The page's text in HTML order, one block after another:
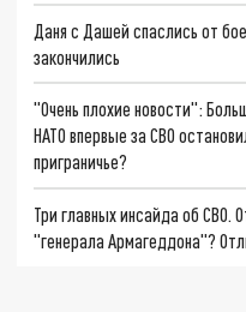
Даня с Дашей спаслись от
закончились
"Очень плохие новости":
НАТО впервые за СВО
приграничье?
Три главных инсайда об СВО.
"генерала Армагеддона"?